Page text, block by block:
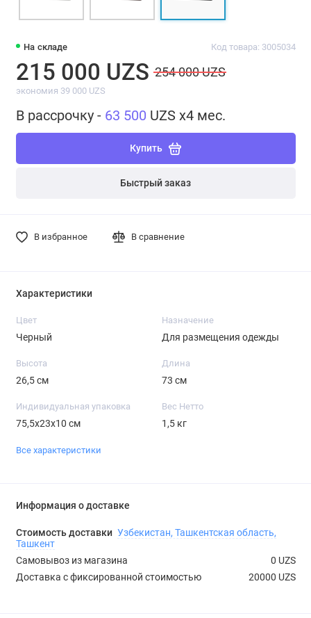
На складе Код товара: 3005034
215 000 UZS 254 000 UZS
экономия 39 000 UZS
В рассрочку - 63 500 UZS x4 мес.
Купить
Быстрый заказ
В избранное В сравнение
Характеристики
Цвет
Черный
Назначение
Для размещения одежды
Высота
26,5 см
Длина
73 см
Индивидуальная упаковка
75,5х23х10 см
Вес Нетто
1,5 кг
Все характеристики
Информация о доставке
Стоимость доставки Узбекистан, Ташкентская область,
Ташкент
Самовывоз из магазина
0 UZS
Доставка с фиксированной стоимостью
20000 UZS